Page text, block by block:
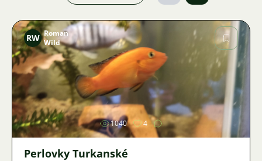
Obrázek
RW Roman
Wild
1040 4
Perlovky Turkanské